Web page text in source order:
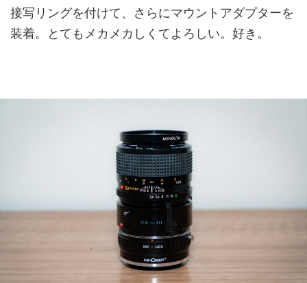
接写リングを付けて、さらにマウントアダプターを
装着。とてもメカメカしくてよろしい。好き。